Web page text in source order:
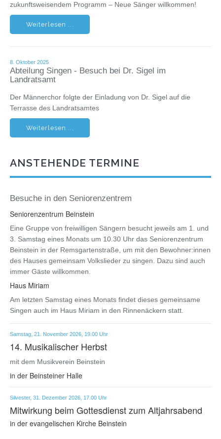
zukunftsweisendem Programm – Neue Sänger willkommen!
Weiterlesen ...
8. Oktober 2025
Abteilung Singen - Besuch bei Dr. Sigel im
Landratsamt
Der Männerchor folgte der Einladung von Dr. Sigel auf die
Terrasse des Landratsamtes
Weiterlesen ...
ANSTEHENDE TERMINE
Besuche in den Seniorenzentrem
Seniorenzentrum Beinstein
Eine Gruppe von freiwilligen Sängern besucht jeweils am 1. und
3. Samstag eines Monats um 10.30 Uhr das Seniorenzentrum
Beinstein in der Remsgartenstraße, um mit den Bewohner:innen
des Hauses gemeinsam Volkslieder zu singen. Dazu sind auch
immer Gäste willkommen.
Haus Miriam
Am letzten Samstag eines Monats findet dieses gemeinsame
Singen auch im Haus Miriam in den Rinnenäckern statt.
Samstag, 21. November 2026, 19.00 Uhr
14. Musikalischer Herbst
mit dem Musikverein Beinstein
in der Beinsteiner Halle
Silvester, 31. Dezember 2026, 17.00 Uhr
Mitwirkung beim Gottesdienst zum Altjahrsabend
in der evangelischen Kirche Beinstein